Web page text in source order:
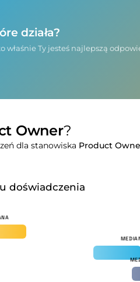
działa?
właśnie Ty jesteś najlepszą
Owner?
dla stanowiska Product
doświadczenia